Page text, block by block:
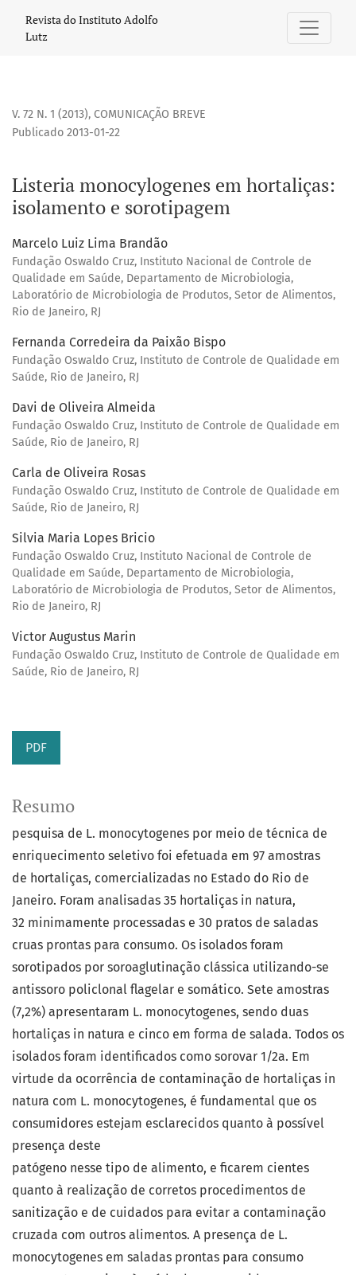
Listeria monocylogenes em hortaliças: isolamento e
Revista do Instituto Adolfo
Lutz
V. 72 N. 1 (2013), COMUNICAÇÃO BREVE
Listeria monocylogenes em hortaliças:
isolamento e sorotipagem
Publicado 2013-01-22
Marcelo Luiz Lima Brandão
Fundação Oswaldo Cruz, Instituto Nacional de Controle de
Qualidade em Saúde, Departamento de Microbiologia,
Laboratório de Microbiologia de Produtos, Setor de Alimentos,
Rio de Janeiro, RJ
Fernanda Corredeira da Paixão Bispo
Fundação Oswaldo Cruz, Instituto de Controle de Qualidade em
Saúde, Rio de Janeiro, RJ
Davi de Oliveira Almeida
Fundação Oswaldo Cruz, Instituto de Controle de Qualidade em
Saúde, Rio de Janeiro, RJ
Carla de Oliveira Rosas
Fundação Oswaldo Cruz, Instituto de Controle de Qualidade em
Saúde, Rio de Janeiro, RJ
Silvia Maria Lopes Bricio
Fundação Oswaldo Cruz, Instituto Nacional de Controle de
Qualidade em Saúde, Departamento de Microbiologia,
Laboratório de Microbiologia de Produtos, Setor de Alimentos,
Rio de Janeiro, RJ
Victor Augustus Marin
Fundação Oswaldo Cruz, Instituto de Controle de Qualidade em
Saúde, Rio de Janeiro, RJ
PDF
Resumo
pesquisa de L. monocytogenes por meio de técnica de
enriquecimento seletivo foi efetuada em 97 amostras
de hortaliças, comercializadas no Estado do Rio de
Janeiro. Foram analisadas 35 hortaliças in natura,
32 minimamente processadas e 30 pratos de saladas
cruas prontas para consumo. Os isolados foram
sorotipados por soroaglutinação clássica utilizando-se
antissoro policlonal flagelar e somático. Sete amostras
(7,2%) apresentaram L. monocytogenes, sendo duas
hortaliças in natura e cinco em forma de salada. Todos os
isolados foram identificados como sorovar 1/2a. Em
virtude da ocorrência de contaminação de hortaliças in
natura com L. monocytogenes, é fundamental que os
consumidores estejam esclarecidos quanto à possível
presença deste
patógeno nesse tipo de alimento, e ficarem cientes
quanto à realização de corretos procedimentos de
sanitização e de cuidados para evitar a contaminação
cruzada com outros alimentos. A presença de L.
monocytogenes em saladas prontas para consumo